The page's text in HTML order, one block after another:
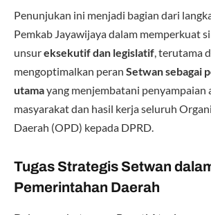
Penunjukan ini menjadi bagian dari
Pemkab Jayawijaya dalam memperkuat
unsureksekutif dan legislatif, terutama
mengoptimalkan peran Setwan sebagai
utamayang menjembatani penyampaian
masyarakat dan hasil kerja seluruh
Daerah (OPD) kepada DPRD.
Tugas Strategis Setwan
Pemerintahan Daerah